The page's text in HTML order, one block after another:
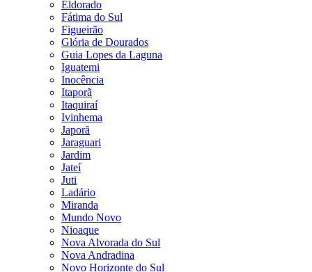
Eldorado
Fátima do Sul
Figueirão
Glória de Dourados
Guia Lopes da Laguna
Iguatemi
Inocência
Itaporã
Itaquiraí
Ivinhema
Japorã
Jaraguari
Jardim
Jateí
Juti
Ladário
Miranda
Mundo Novo
Nioaque
Nova Alvorada do Sul
Nova Andradina
Novo Horizonte do Sul